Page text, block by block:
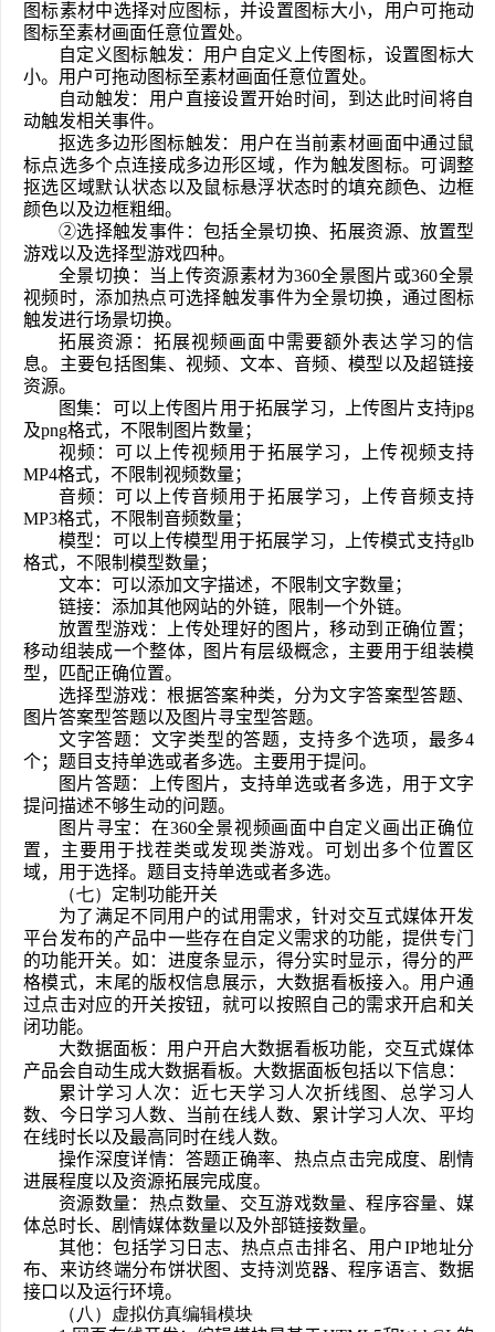
图标素材中选择对应图标，并设置图标大小，用户可拖动
图标至素材画面任意位置处。
自定义图标触发：用户自定义上传图标，设置图标大
小。用户可拖动图标至素材画面任意位置处。
自动触发：用户直接设置开始时间，到达此时间将自
动触发相关事件。
抠选多边形图标触发：用户在当前素材画面中通过鼠
标点选多个点连接成多边形区域，作为触发图标。可调整
抠选区域默认状态以及鼠标悬浮状态时的填充颜色、边框
颜色以及边框粗细。
②选择触发事件：包括全景切换、拓展资源、放置型
游戏以及选择型游戏四种。
全景切换：当上传资源素材为360全景图片或360全景
视频时，添加热点可选择触发事件为全景切换，通过图标
触发进行场景切换。
拓展资源：拓展视频画面中需要额外表达学习的信
息。主要包括图集、视频、文本、音频、模型以及超链接
资源。
图集：可以上传图片用于拓展学习，上传图片支持jpg
及png格式，不限制图片数量；
视频：可以上传视频用于拓展学习，上传视频支持
MP4格式，不限制视频数量；
音频：可以上传音频用于拓展学习，上传音频支持
MP3格式，不限制音频数量；
模型：可以上传模型用于拓展学习，上传模式支持glb
格式，不限制模型数量；
文本：可以添加文字描述，不限制文字数量；
链接：添加其他网站的外链，限制一个外链。
放置型游戏：上传处理好的图片，移动到正确位置；
移动组装成一个整体，图片有层级概念，主要用于组装模
型，匹配正确位置。
选择型游戏：根据答案种类，分为文字答案型答题、
图片答案型答题以及图片寻宝型答题。
文字答题：文字类型的答题，支持多个选项，最多4
个；题目支持单选或者多选。主要用于提问。
图片答题：上传图片，支持单选或者多选，用于文字
提问描述不够生动的问题。
图片寻宝：在360全景视频画面中自定义画出正确位
置，主要用于找茬类或发现类游戏。可划出多个位置区
域，用于选择。题目支持单选或者多选。
（七） 定制功能开关
为了满足不同用户的试用需求，针对交互式媒体开发
平台发布的产品中一些存在自定义需求的功能，提供专门
的功能开关。如：进度条显示，得分实时显示，得分的严
格模式，末尾的版权信息展示，大数据看板接入。用户通
过点击对应的开关按钮，就可以按照自己的需求开启和关
闭功能。
大数据面板：用户开启大数据看板功能，交互式媒体
产品会自动生成大数据看板。大数据面板包括以下信息：
累计学习人次：近七天学习人次折线图、总学习人
数、今日学习人数、当前在线人数、累计学习人次、平均
在线时长以及最高同时在线人数。
操作深度详情：答题正确率、热点点击完成度、剧情
进展程度以及资源拓展完成度。
资源数量：热点数量、交互游戏数量、程序容量、媒
体总时长、剧情媒体数量以及外部链接数量。
其他：包括学习日志、热点点击排名、用户IP地址分
布、来访终端分布饼状图、支持浏览器、程序语言、数据
接口以及运行环境。
（八）虚拟仿真编辑模块